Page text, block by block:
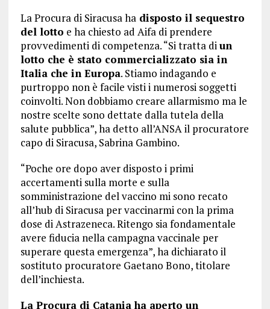
La Procura di Siracusa hadisposto il sequestro
del lotto e ha chiesto ad Aifa di prendere
provvedimenti di competenza. “Si tratta diun
lotto che è stato commercializzato sia in
Italia che in Europa. Stiamo indagando e
purtroppo non è facile visti i numerosi soggetti
coinvolti. Non dobbiamo creare allarmismo ma le
nostre scelte sono dettate dalla tutela della
salute pubblica”, ha detto all’ANSA il procuratore
capo di Siracusa, Sabrina Gambino.
“Poche ore dopo aver disposto i primi
accertamenti sulla morte e sulla
somministrazione del vaccino mi sono recato
all’hub di Siracusa per vaccinarmi con la prima
dose di Astrazeneca. Ritengo sia fondamentale
avere fiducia nella campagna vaccinale per
superare questa emergenza”, ha dichiarato il
sostituto procuratore Gaetano Bono, titolare
dell’inchiesta.
La Procura di Catania ha aperto un